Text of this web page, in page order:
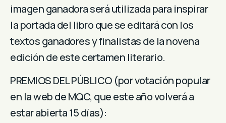
imagen ganadora será utilizada para inspirar
la portada del libro que se editará con los
textos ganadores y finalistas de la novena
edición de este certamen literario.
PREMIOS DEL PÚBLICO (por votación popular
en la web de MQC, que este año volverá a
estar abierta 15 días):